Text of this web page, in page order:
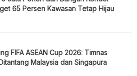
65 Persen Kawasan Tetap Hijau
FIFA ASEAN Cup 2026: Timnas
Malaysia dan Singapura